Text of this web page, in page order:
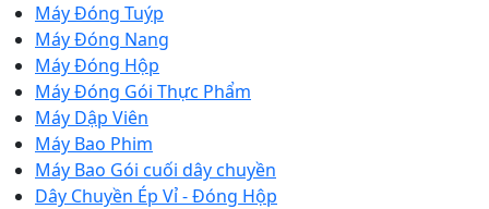
Máy Đóng Tuýp
Máy Đóng Nang
Máy Đóng Hộp
Máy Đóng Gói Thực Phẩm
Máy Dập Viên
Máy Bao Phim
Máy Bao Gói cuối dây chuyền
Dây Chuyền Ép Vỉ - Đóng Hộp